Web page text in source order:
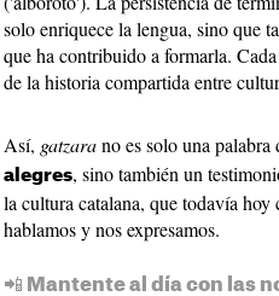
solo enriquece la lengua, sino que
que ha contribuido a formarla.
de la historia compartida entre
Así, gatzarano es solo una palabra
alegres, sino también un
la cultura catalana, que todavía hoy
hablamos y nos expresamos.
📲 Mantente al día con las